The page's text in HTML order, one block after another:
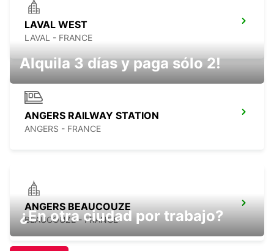
LAVAL WEST
LAVAL - FRANCE
ANGERS RAILWAY STATION
ANGERS - FRANCE
ANGERS BEAUCOUZE
BEAUCOUZE - FRANCE
Alquila 3 días y paga sólo 2!
¿En otra ciudad por trabajo?